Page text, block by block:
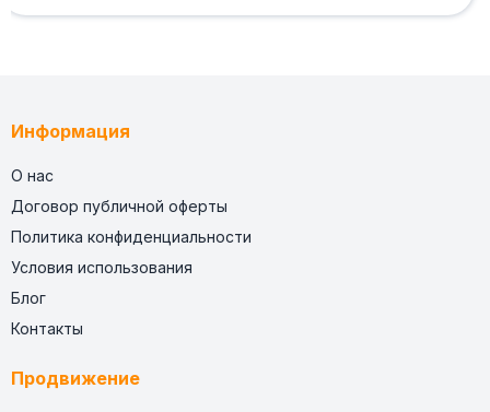
Информация
О нас
Договор публичной оферты
Политика конфиденциальности
Условия использования
Блог
Контакты
Продвижение